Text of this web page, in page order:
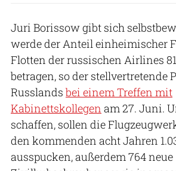
Juri Borissow gibt sich
werde der Anteil einheimischer
Flotten der russischen Airlines
betragen, so der stellvertretende
Russlands bei einem Treffen mit
Kabinettskollegen am 27. Juni.
schaffen, sollen die
den kommenden acht Jahren
ausspucken, außerdem 764 neue